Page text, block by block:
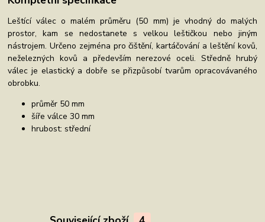
Leštící válec o malém průměru (50 mm) je vhodný do malých
prostor, kam se nedostanete s velkou leštičkou nebo jiným
nástrojem. Určeno zejména pro čištění, kartáčování a leštění kovů,
neželezných kovů a především nerezové oceli. Středně hrubý
válec je elastický a dobře se přizpůsobí tvarům opracovávaného
obrobku.
průměr 50 mm
šíře válce 30 mm
hrubost: střední